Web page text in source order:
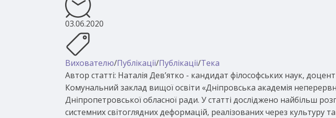
03.06.2020
Вихователю/Публікації/Публікації/Тека
Автор статті: Наталія Дев’ятко - кандидат філософських наук,
Комунальний заклад вищої освіти «Дніпровська академія
Дніпропетровської обласної ради. У статті досліджено найбільш
системних світоглядних деформацій, реалізованих через культуру